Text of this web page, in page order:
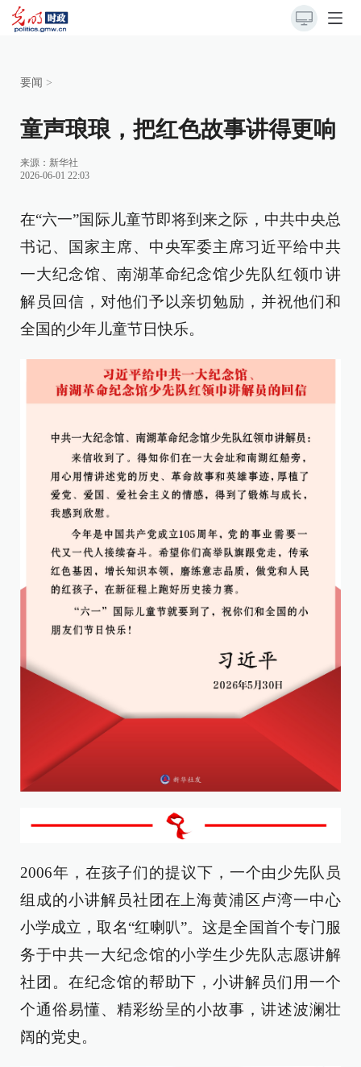
要闻 >
童声琅琅，把红色故事讲得更响
来源： 新华社
2026-06-01 22:03
在“六一”国际儿童节即将到来之际，中共中央总
书记、国家主席、中央军委主席习近平给中共
一大纪念馆、南湖革命纪念馆少先队红领巾讲
解员回信，对他们予以亲切勉励，并祝他们和
全国的少年儿童节日快乐。
2006年，在孩子们的提议下，一个由少先队员
组成的小讲解员社团在上海黄浦区卢湾一中心
小学成立，取名“红喇叭”。这是全国首个专门服
务于中共一大纪念馆的小学生少先队志愿讲解
社团。在纪念馆的帮助下，小讲解员们用一个
个通俗易懂、精彩纷呈的小故事，讲述波澜壮
阔的党史。